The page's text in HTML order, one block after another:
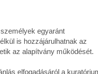
egyaránt
is hozzájárulhatnak az
az alapítvány működését.
elfogadásáról a